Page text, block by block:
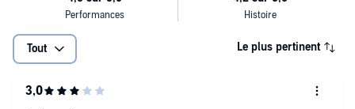
reçu l'information, apparemment.
Un homme charismatique, sûr de lui et follement sexy.
attention à son regard intense.
Tout Le plus pertinent